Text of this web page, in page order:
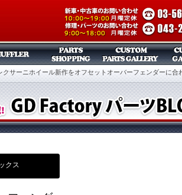
ーニホイール新作をオフセットオーバーフェンダーに合
クス